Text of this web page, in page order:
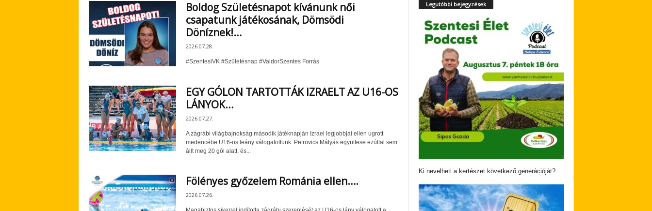
Boldog Születésnapot kívánunk női
csapatunk játékosának, Dömsödi
Döníznek!…
2026.07.28.
#SzentesiVK #Születésnap #ValdorSzentes Forrás
EGY GÓLON TARTOTTÁK IZRAELT AZ U16-OS
LÁNYOK…
2026.07.27.
A zágrábi világbajnokság második játéknapján Izrael legjobbjai ellen ugrott
medencébe U16-os leány válogatottunk. Petrovics Mátyás együttese ezúttal sem
állt meg 20 gól alatt, és...
Fölényes győzelem Románia ellen….
2026.07.26.
Legutóbbi bejegyzések
Ki nevelheti a kertészet következő generációját?…